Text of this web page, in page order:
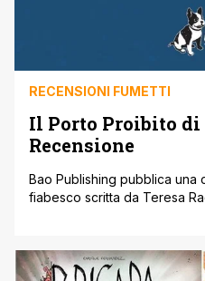
RECENSIONI FUMETTI
Il Porto Proibito di
Recensione
Bao Publishing pubblica una
fiabesco scritta da Teresa
insieme, poiché sono marito
disegnate per la Disney, tra